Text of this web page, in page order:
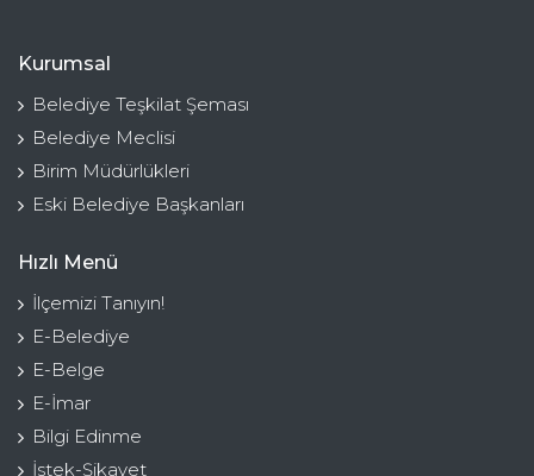
Kurumsal
Belediye Teşkilat Şeması
Belediye Meclisi
Birim Müdürlükleri
Eski Belediye Başkanları
Hızlı Menü
İlçemizi Tanıyın!
E-Belediye
E-Belge
E-İmar
Bilgi Edinme
İstek-Şikayet